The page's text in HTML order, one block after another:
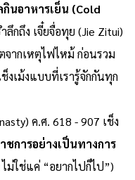
กินอาหารเย็น (Cold
ลึกถึง เจี๋ยจื่อทุย (Jie Zitui)
ากเหตุไฟไหม้ ก่อนรวม
งเม้งแบบที่เรารู้จักกันทุก
ค.ศ. 618 - 907 เช็ง
ชการอย่างเป็นทางการ
ม่ใช่แค่ “อยากไปก็ไป”)